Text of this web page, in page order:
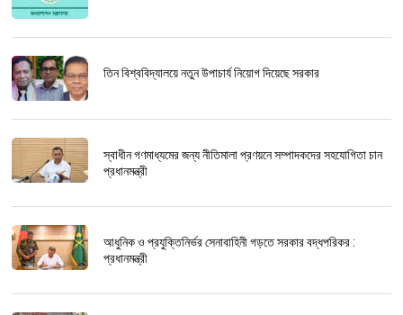
তিন বিশ্ববিদ্যালয়ে নতুন উপাচার্য নিয়োগ দিয়েছে সরকার
স্বাধীন গণমাধ্যমের জন্য নীতিমালা প্রণয়নে সম্পাদকদের সহযোগিতা চান
প্রধানমন্ত্রী
আধুনিক ও প্রযুক্তিনির্ভর সেনাবাহিনী গড়তে সরকার বদ্ধপরিকর :
প্রধানমন্ত্রী